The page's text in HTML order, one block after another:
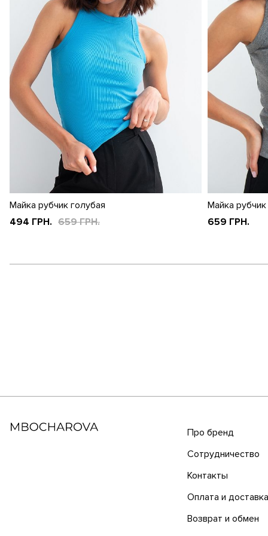
Майка рубчик голубая
494 ГРН.
659 ГРН.
Майка
659 ГРН.
Сотрудничество
Контакты
Оплата и доставка
Возврат и обмен